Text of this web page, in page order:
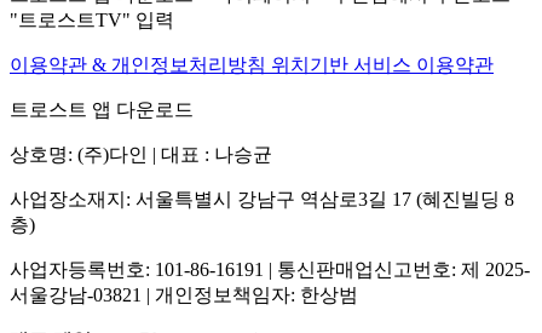
"트로스트TV" 입력
이용약관 & 개인정보처리방침 위치기반 서비스 이용약관
트로스트 앱 다운로드
상호명: (주)다인 | 대표 : 나승균
사업장소재지: 서울특별시 강남구 역삼로3길 17 (혜진빌딩 8
층)
사업자등록번호: 101-86-16191 | 통신판매업신고번호: 제 2025-
서울강남-03821 | 개인정보책임자: 한상범